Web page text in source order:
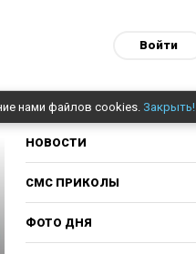
Войти
нами файлов cookies. Закрыть!
НОВОСТИ
СМС ПРИКОЛЫ
ФОТО ДНЯ